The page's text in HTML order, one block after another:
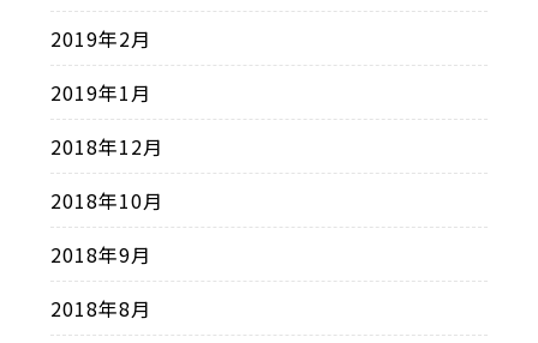
2019年2月
2019年1月
2018年12月
2018年10月
2018年9月
2018年8月